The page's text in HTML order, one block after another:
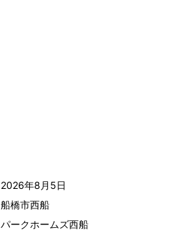
2026年8月5日
船橋市西船
パークホームズ西船